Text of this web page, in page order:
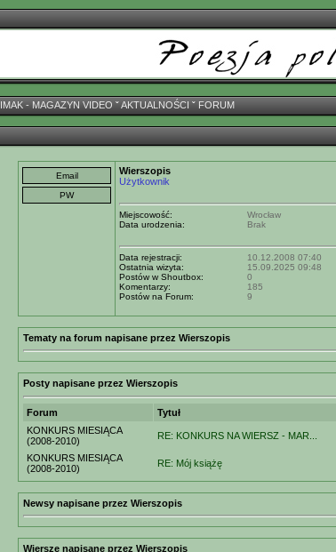
IMAK - MAGAZYN VIDEO ˇAKTUALNOŚCI ˇ FORUM
Wierszopis
Użytkownik
Miejscowość:
Wrocław
Data urodzenia:
Brak
Data rejestracji:
10.12.2008 07:40
Ostatnia wizyta:
15.09.2025 09:48
Postów w Shoutbox:
0
Komentarzy:
185
Postów na Forum:
9
Tematy na forum napisane przez Wierszopis
Posty napisane przez Wierszopis
Forum Tytuł
KONKURS MIESIĄCA
(2008-2010)
RE: KONKURS NA WIERSZ - MAR...
KONKURS MIESIĄCA
(2008-2010)
RE: Mój książę
Newsy napisane przez Wierszopis
Wiersze napisane przez Wierszopis